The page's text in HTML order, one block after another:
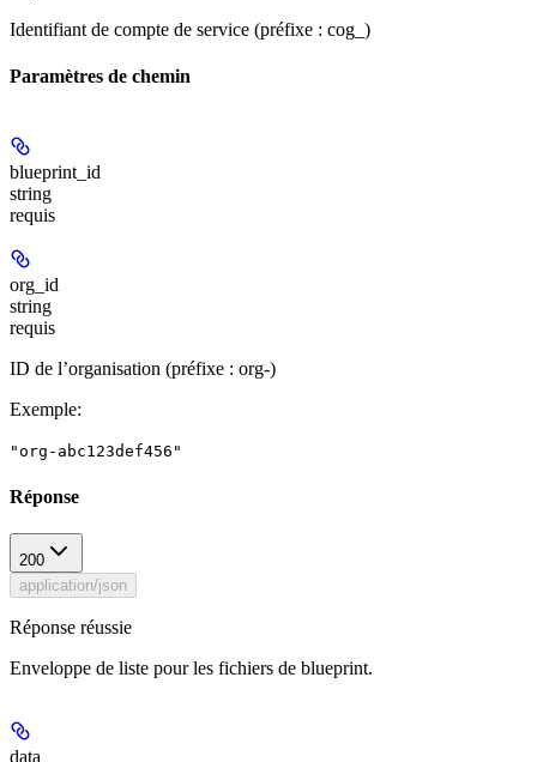
Identifiant de compte de service (préfixe : cog_)
Paramètres de chemin
blueprint_id
string
requis
org_id
string
requis
ID de l’organisation (préfixe : org-)
Exemple:
"org-abc123def456"
Réponse
200
application/json
Réponse réussie
Enveloppe de liste pour les fichiers de blueprint.
data